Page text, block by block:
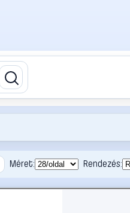
Méret: Rendezés: